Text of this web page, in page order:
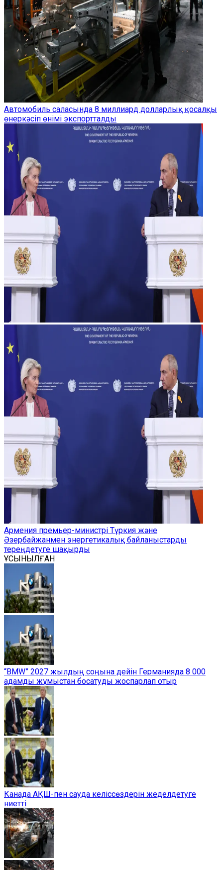
Автомобиль саласында 8 миллиард долларлық қосалқы
өнеркәсіп өнімі экспортталды
Армения премьер-министрі Түркия және
Әзербайжанмен энергетикалық байланыстарды
тереңдетуге шақырды
ҰСЫНЫЛҒАН
“BMW” 2027 жылдың соңына дейін Германияда 8 000
адамды жұмыстан босатуды жоспарлап отыр
Канада АҚШ-пен сауда келіссөздерін жеделдетуге
ниетті